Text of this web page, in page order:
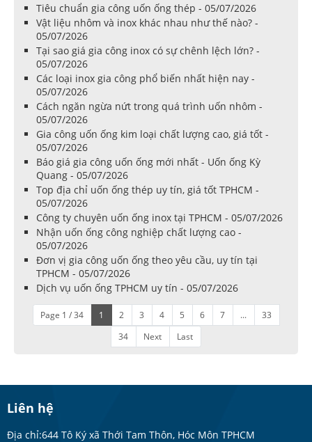
Tiêu chuẩn gia công uốn ống thép - 05/07/2026
Vật liệu nhôm và inox khác nhau như thế nào? -
05/07/2026
Tại sao giá gia công inox có sự chênh lệch lớn? -
05/07/2026
Các loại inox gia công phổ biến nhất hiện nay -
05/07/2026
Cách ngăn ngừa nứt trong quá trình uốn nhôm -
05/07/2026
Gia công uốn ống kim loại chất lượng cao, giá tốt -
05/07/2026
Báo giá gia công uốn ống mới nhất - Uốn ống Kỳ
Quang - 05/07/2026
Top địa chỉ uốn ống thép uy tín, giá tốt TPHCM -
05/07/2026
Công ty chuyên uốn ống inox tại TPHCM - 05/07/2026
Nhận uốn ống công nghiệp chất lượng cao -
05/07/2026
Đơn vị gia công uốn ống theo yêu cầu, uy tín tại
TPHCM - 05/07/2026
Dịch vụ uốn ống TPHCM uy tín - 05/07/2026
Page 1 / 34 1 2 3 4 5 6 7 ...
33
34
Next Last
Liên hệ
Địa chỉ:644 Tô Ký xã Thới Tam Thôn, Hóc Môn TPHCM